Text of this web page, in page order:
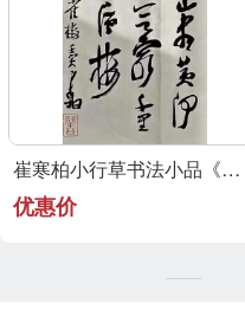
崔寒柏小行草书法小品《登鹳雀楼》可定制
优惠价